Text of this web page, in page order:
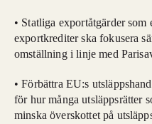
• Statliga exportåtgärder som
exportkrediter ska fokusera
omställning i linje med
• Förbättra EU:s
för hur många utsläppsrätter
minska överskottet på